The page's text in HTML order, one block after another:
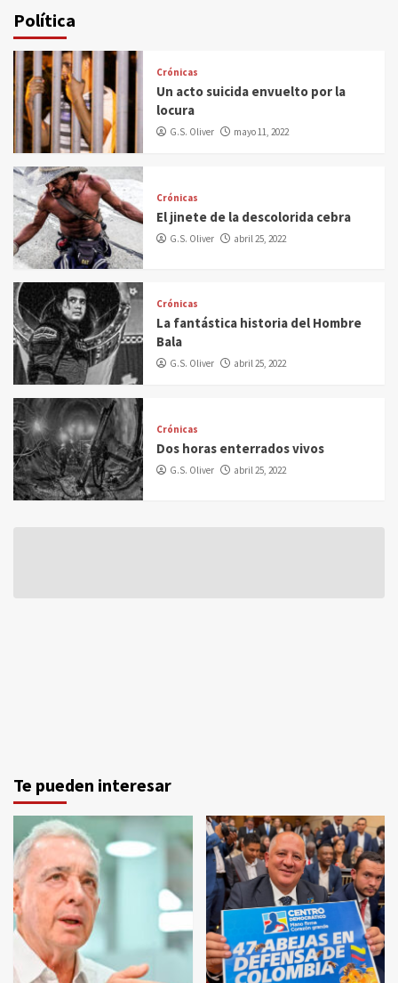
Política
Crónicas
Un acto suicida envuelto por la
locura
G.S. Oliver mayo 11, 2022
Crónicas
El jinete de la descolorida cebra
G.S. Oliver abril 25, 2022
Crónicas
La fantástica historia del Hombre
Bala
G.S. Oliver abril 25, 2022
Crónicas
Dos horas enterrados vivos
G.S. Oliver abril 25, 2022
Te pueden interesar